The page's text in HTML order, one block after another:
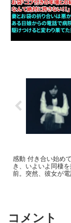
感動 付き合い始め
き、いよいよ同棲
前。突然、彼女が電
コメント